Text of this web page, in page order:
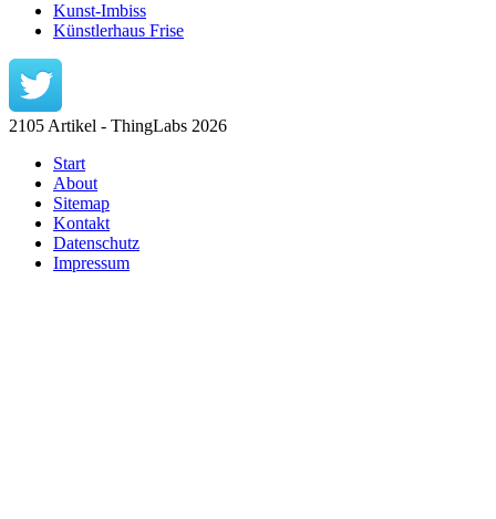
Kunst-Imbiss
Künstlerhaus Frise
2105 Artikel - ThingLabs 2026
Start
About
Sitemap
Kontakt
Datenschutz
Impressum